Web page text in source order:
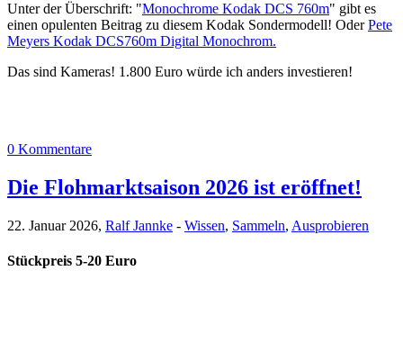
Unter der Überschrift: "Monochrome Kodak DCS 760m" gibt es
einen opulenten Beitrag zu diesem Kodak Sondermodell! OderPete
Meyers Kodak DCS760m Digital Monochrom.
Das sind Kameras! 1.800 Euro würde ich anders investieren!
0 Kommentare
Die Flohmarktsaison 2026 ist eröffnet!
22. Januar 2026, Ralf Jannke - Wissen, Sammeln, Ausprobieren
Stückpreis 5-20 Euro